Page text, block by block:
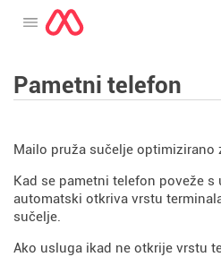
Otvorite izbornik
Pametni telefon
Mailo pruža sučelje optimizirano
Kad se pametni telefon poveže s
automatski otkriva vrstu
sučelje.
Ako usluga ikad ne otkrije vrstu